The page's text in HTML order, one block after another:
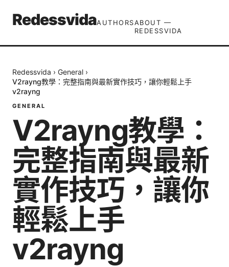
RedessvidaAUTHORSABOUT —
REDESSVIDA
Redessvida › General ›
V2rayng教學：完整指南與最新實作技巧，讓你輕鬆上手
v2rayng
GENERAL
V2rayng教學：
完整指南與最新
實作技巧，讓你
輕鬆上手
v2rayng